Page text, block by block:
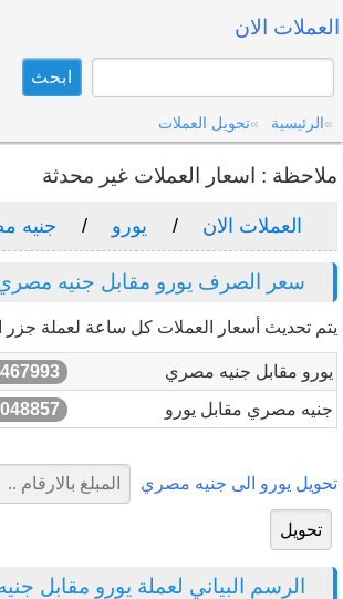
العملات الان
الرئيسية تحويل العملات
ملاحظة : اسعار العملات غير محدثة
العملات الان يورو جنيه
سعر الصرف يورو مقابل جنيه
يتم تحديث أسعار العملات كل ساعة لعملة جزر
يورو مقابل جنيه مصري
جنيه مصري مقابل يورو
تحويل يورو الى جنيه مصري
الرسم البياني لعملة يورو مقابل